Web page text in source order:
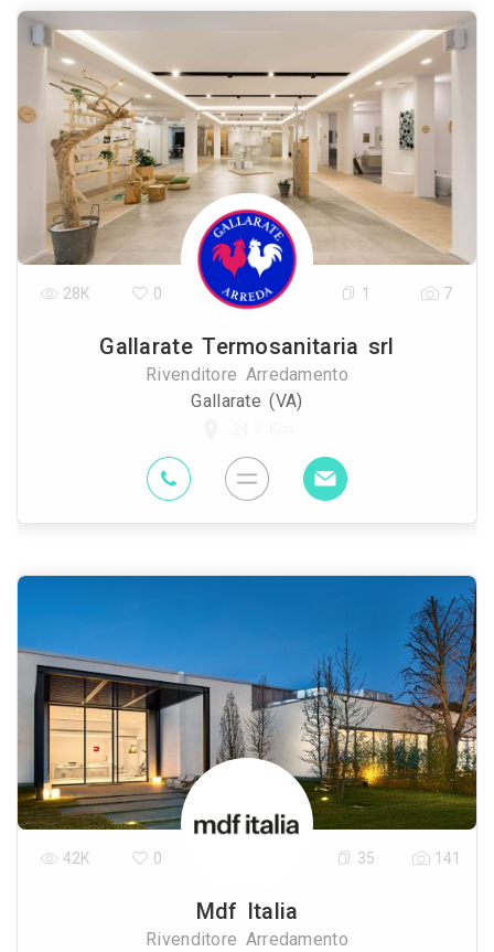
Gallarate Termosanitaria srl
Rivenditore Arredamento
Gallarate (VA)
28K 0 1 7
Mdf Italia
Rivenditore Arredamento
42K 0 35 141